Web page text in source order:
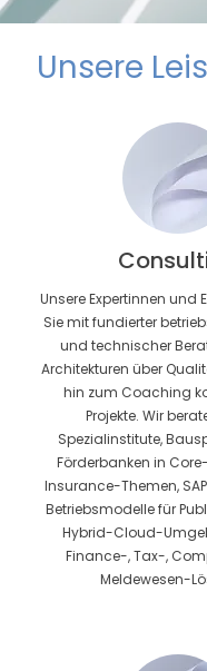
Unsere
Unsere Expertinnen und
Sie mit fundierter
und technischer
Architekturen über
hin zum Coaching
Projekte. Wir
Spezialinstitute,
Förderbanken in
Insurance-Themen,
Betriebsmodelle für
Hybrid-Cloud-
Finance-, Tax-,
Meldewesen-